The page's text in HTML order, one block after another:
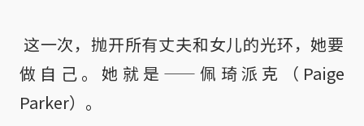
做自己。她就是——佩琦派克（Paige
Parker）。